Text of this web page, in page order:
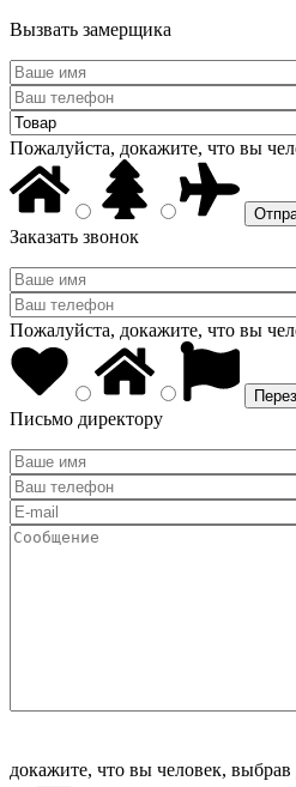
Вызвать замерщика
Пожалуйста, докажите, что вы
Заказать звонок
Пожалуйста, докажите, что вы
Письмо директору
докажите, что вы человек, выбрав